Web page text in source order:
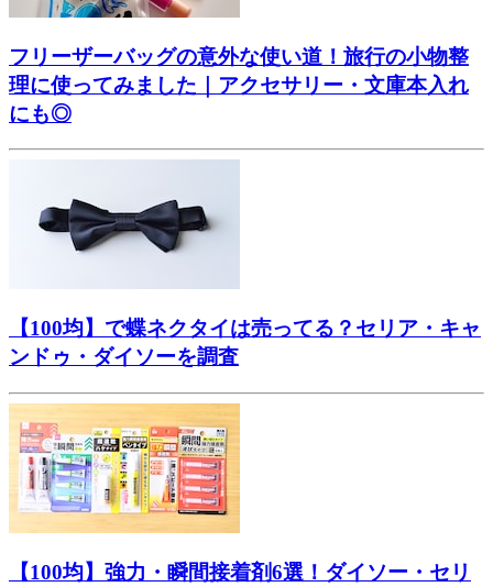
フリーザーバッグの意外な使い道！旅行の小物整
理に使ってみました｜アクセサリー・文庫本入れ
にも◎
【100均】で蝶ネクタイは売ってる？セリア・キャ
ンドゥ・ダイソーを調査
【100均】強力・瞬間接着剤6選！ダイソー・セリ